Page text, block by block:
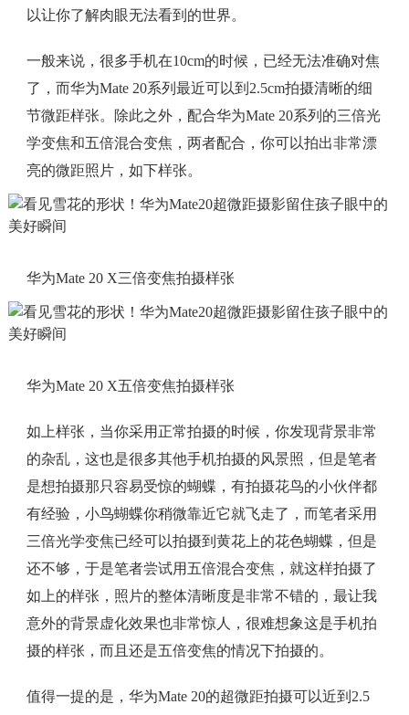
以让你了解肉眼无法看到的世界。
一般来说，很多手机在10cm的时候，已经无法准确对焦
了，而华为Mate 20系列最近可以到2.5cm拍摄清晰的细
节微距样张。除此之外，配合华为Mate 20系列的三倍光
学变焦和五倍混合变焦，两者配合，你可以拍出非常漂
亮的微距照片，如下样张。
华为Mate 20 X三倍变焦拍摄样张
华为Mate 20 X五倍变焦拍摄样张
如上样张，当你采用正常拍摄的时候，你发现背景非常
的杂乱，这也是很多其他手机拍摄的风景照，但是笔者
是想拍摄那只容易受惊的蝴蝶，有拍摄花鸟的小伙伴都
有经验，小鸟蝴蝶你稍微靠近它就飞走了，而笔者采用
三倍光学变焦已经可以拍摄到黄花上的花色蝴蝶，但是
还不够，于是笔者尝试用五倍混合变焦，就这样拍摄了
如上的样张，照片的整体清晰度是非常不错的，最让我
意外的背景虚化效果也非常惊人，很难想象这是手机拍
摄的样张，而且还是五倍变焦的情况下拍摄的。
值得一提的是，华为Mate 20的超微距拍摄可以近到2.5